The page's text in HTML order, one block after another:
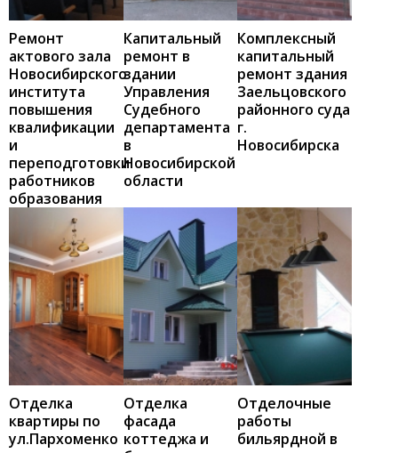
Ремонт
актового зала
Новосибирского
института
повышения
квалификации
и
переподготовки
работников
образования
Капитальный
ремонт в
здании
Управления
Судебного
департамента
в
Новосибирской
области
Комплексный
капитальный
ремонт здания
Заельцовского
районного суда
г.
Новосибирска
Отделка
квартиры по
ул.Пархоменко
Отделка
фасада
коттеджа и
Отделочные
работы
бильярдной в